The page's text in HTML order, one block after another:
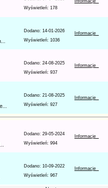
Wyświetleń: 178
Informacje
Dodano: 14-01-2026
Wyświetleń: 1036
Informacje
Dodano: 24-08-2025
Wyświetleń: 937
Informacje
Dodano: 21-08-2025
Wyświetleń: 927
Informacje
Dodano: 29-05-2024
Wyświetleń: 994
Informacje
Dodano: 10-09-2022
Wyświetleń: 967
Informacje